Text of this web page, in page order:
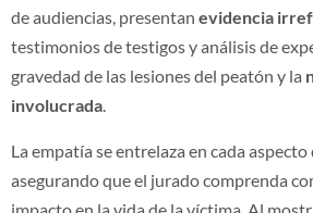
de audiencias, presentan evidencia
testimonios de testigos y análisis de
gravedad de las lesiones del peatón y la
involucrada.
La empatía se entrelaza en cada aspecto
asegurando que el jurado comprenda
impacto en la vida de la víctima. Al